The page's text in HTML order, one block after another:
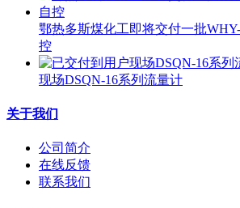
鄂热多斯煤化工即将交付一批
控
现场DSQN-16系列流量计
关于我们
公司简介
在线反馈
联系我们